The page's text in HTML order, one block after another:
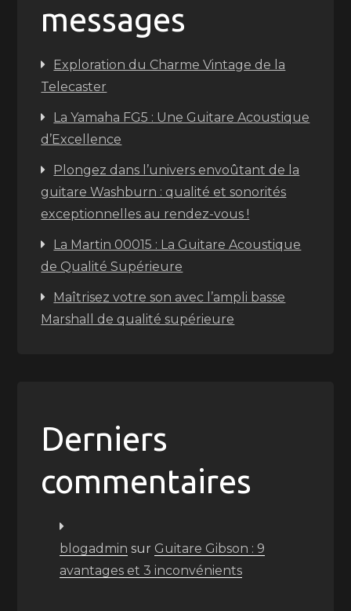
messages
Exploration du Charme Vintage de la
Telecaster
La Yamaha FG5 : Une Guitare Acoustique
d’Excellence
Plongez dans l’univers envoûtant de la
guitare Washburn : qualité et sonorités
exceptionnelles au rendez-vous !
La Martin 00015 : La Guitare Acoustique
de Qualité Supérieure
Maîtrisez votre son avec l’ampli basse
Marshall de qualité supérieure
Derniers
commentaires
blogadmin sur Guitare Gibson : 9
avantages et 3 inconvénients